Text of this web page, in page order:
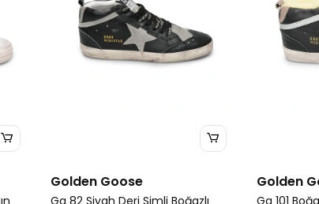
Golden Goose
Gg 82 Siyah Deri Simli Boğazlı
Golden
Gg 101